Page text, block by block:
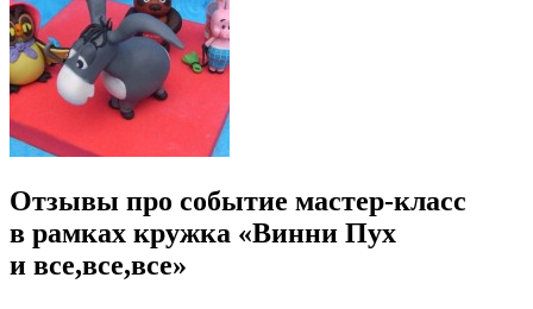
Отзывы про событие мастер-класс
в рамках кружка «Винни Пух
и все,все,все»